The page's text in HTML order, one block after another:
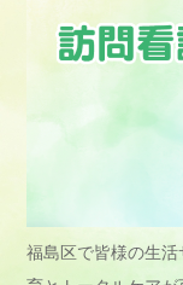
福島区で皆様の生